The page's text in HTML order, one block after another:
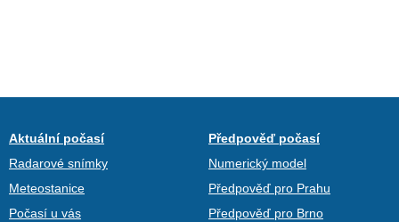
Aktuální počasí
Radarové snímky
Meteostanice
Počasí u vás
Předpověď počasí
Numerický model
Předpověď pro Prahu
Předpověď pro Brno